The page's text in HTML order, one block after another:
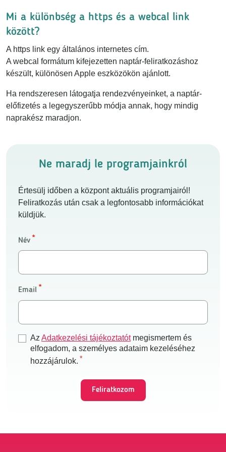
Mi a különbség a https és a webcal link
között?
A https link egy általános internetes cím.
A webcal formátum kifejezetten naptár-feliratkozáshoz
készült, különösen Apple eszközökön ajánlott.
Ha rendszeresen látogatja rendezvényeinket, a naptár-
előfizetés a legegyszerűbb módja annak, hogy mindig
naprakész maradjon.
Ne maradj le programjainkról
Értesülj időben a központ aktuális programjairól!
Feliratkozás után csak a legfontosabb információkat
küldjük.
Név
Email
Az Adatkezelési tájékoztatótmegismertem és
elfogadom, a személyes adataim kezeléséhez
hozzájárulok.